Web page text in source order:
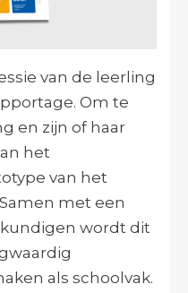
van de leerling
Om te
en zijn of haar
het
van het
met een
wordt dit
als schoolvak.